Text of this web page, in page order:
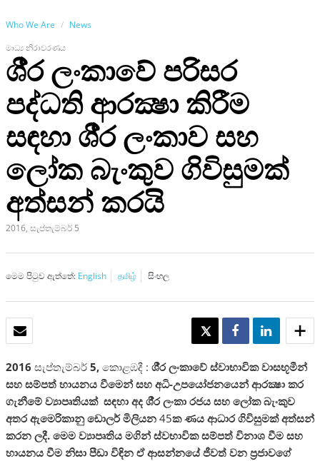
Who We Are News
මාධ්‍ය නිරාවරණය
ශී‍්‍ර ලංකාවේ පරිසර
පද්ධති ආරක්‍ෂා කිරීම
සඳහා ශී‍්‍ර ලංකාව සහ
ලෝක බැංකුව ගිවිසුමක්
අත්සන් කරයි
2016, සැප්තැම්බර් 5
මෙම පිටුව ඇත්තේ: English தமிழ் සිංහල
TWEET SHARE SHARE
2016 සැප්තැම්බර් 5‚ කොළඹදී : ශී‍්‍ර ලංකාවේ ස්වාභාවික වාසභූමීන්
සහ සම්පත් හායනය වීමෙන් සහ අධි-උපයෝජනයෙන් ආරක්‍ෂා කර
ගැනීමේ ව්‍යාපෘතියක් සඳහා අද ශී‍්‍ර ලංකා රජය සහ ලෝක බැංකුව
අතර ඇමෙරිකානු ඩොලර් මිලියන 45ක ණය ආධාර ගිවිසුමක් අත්සන්
කරන ලදී. මෙම ව්‍යාපෘතිය මගින් ස්වභාවික සම්පත් විනාශ වීම සහ
හායනය වීම නිසා පීඩා විඳින ඒ ආසන්නයේ ජීවත් වන ප‍්‍රජාවගේ